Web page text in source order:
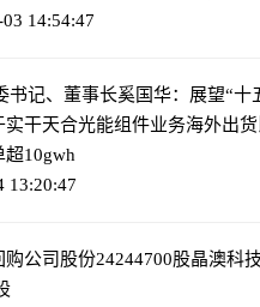
14:54:47
书记、董事长奚国华：展望“十
实干天合光能组件业务海外出
10gwh
13:20:47
公司股份24244700股晶澳科